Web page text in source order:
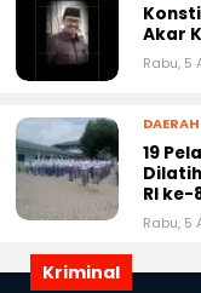
Akar
Rabu, 5
DAERAH
19
RI ke-
Rabu, 5
Kriminal